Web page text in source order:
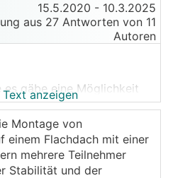
15.5.2020 - 10.3.2025
aus 27 Antworten von 11
Autoren
es gäbe eine Möglichkeit
Grad Ziegeldach
für Flachdächer
anzeigen
Montage von
einem Flachdach mit einer
mehrere Teilnehmer
Stabilität und der